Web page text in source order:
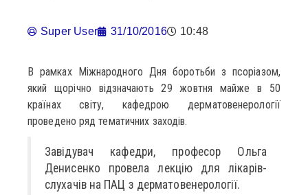
Super User 31/10/2016 10:48
В рамках Міжнародного Дня боротьби з псоріазом,
який щорічно відзначають 29 жовтня майже в 50
країнах світу, кафедрою дерматовенерології
проведено ряд тематичних заходів.
Завідувач кафедри, професор Ольга
Денисенко провела лекцію для лікарів-
слухачів на ПАЦ з дерматовенерології.